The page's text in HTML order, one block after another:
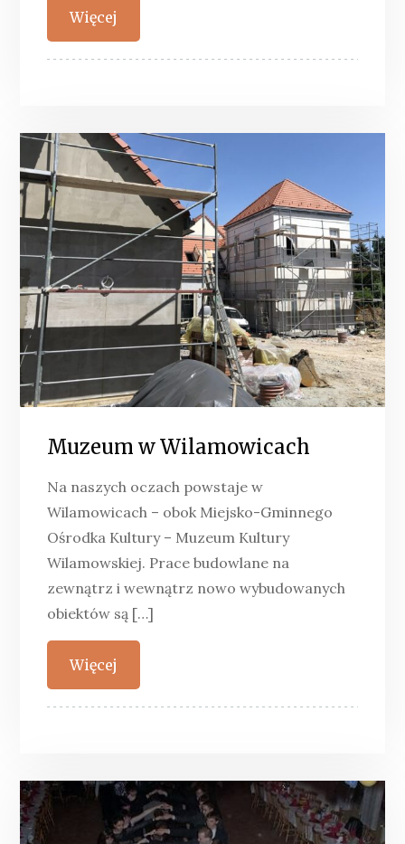
Więcej
Muzeum w Wilamowicach
Na naszych oczach powstaje w
Wilamowicach – obok Miejsko-Gminnego
Ośrodka Kultury – Muzeum Kultury
Wilamowskiej. Prace budowlane na
zewnątrz i wewnątrz nowo wybudowanych
obiektów są […]
Więcej